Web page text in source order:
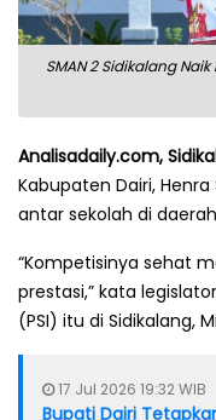
SMAN 2 Sidikalang
Analisadaily.com,
Kabupaten Dairi,
antar sekolah di
“Kompetisinya sehat
prestasi,” kata
(PSI) itu di Sidikalang,
17 Jul 2026 19:32 WIB
Bupati Dairi